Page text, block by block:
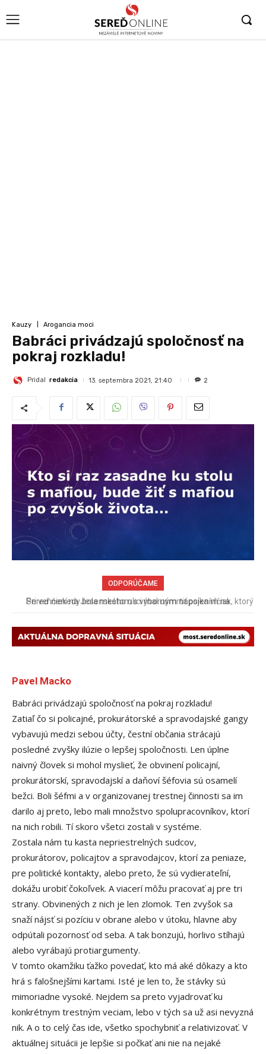
Kauzy Arogancia moci
Babráci privádzajú spoločnosť na
pokraj rozkladu!
Pridal redakcia 13. septembra 2021, 21:40 2
ODPORÚČAME
Pri venčení na Jesenského ulici mal usmrtiť psíka vlčiak, ktorý
Pavel Macko
Babráci privádzajú spoločnosť na pokraj rozkladu!
Zatiaľ čo si policajné, prokurátorské a spravodajské gangy
vybavujú medzi sebou účty, čestní občania strácajú
posledné zvyšky ilúzie o lepšej spoločnosti. Len úplne
naivný človek si mohol myslieť, že obvinení policajní,
prokurátorskí, spravodajskí a daňoví šéfovia sú osamelí
bežci. Boli šéfmi a v organizovanej trestnej činnosti sa im
darilo aj preto, lebo mali množstvo spolupracovníkov, ktorí
na nich robili. Tí skoro všetci zostali v systéme.
Zostala nám tu kasta nepriestrelných sudcov,
prokurátorov, policajtov a spravodajcov, ktorí za peniaze,
pre politické kontakty, alebo preto, že sú vydierateľní,
dokážu urobiť čokoľvek. A viacerí môžu pracovať aj pre tri
strany. Obvinených z nich je len zlomok. Ten zvyšok sa
snaží nájsť si pozíciu v obrane alebo v útoku, hlavne aby
odpútali pozornosť od seba. A tak bonzujú, horlivo stíhajú
alebo vyrábajú protiargumenty.
V tomto okamžiku ťažko povedať, kto má aké dôkazy a kto
hrá s falošnejšími kartami. Isté je len to, že stávky sú
mimoriadne vysoké. Nejdem sa preto vyjadrovať ku
konkrétnym trestným veciam, lebo v tých sa už asi nevyzná
nik. A o to celý čas ide, všetko spochybniť a relativizovať. V
aktuálnej situácii je lepšie si počkať ani nie na nejaké